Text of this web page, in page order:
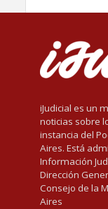
iJudicial es un
noticias sobre
instancia del
Aires. Está
Información
Dirección
Consejo de la
Aires